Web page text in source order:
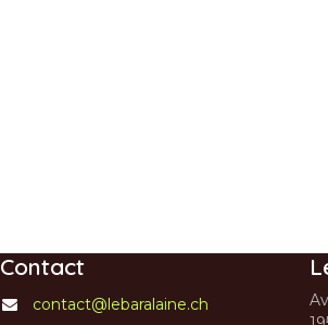
Contact
contact@lebaralaine.ch